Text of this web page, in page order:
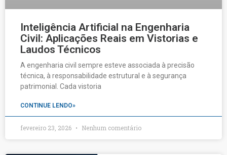
Inteligência Artificial na Engenharia
Civil: Aplicações Reais em Vistorias e
Laudos Técnicos
A engenharia civil sempre esteve associada à precisão
técnica, à responsabilidade estrutural e à segurança
patrimonial. Cada vistoria
CONTINUE LENDO»
fevereiro 23, 2026 Nenhum comentário